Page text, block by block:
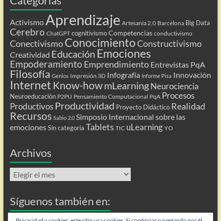
Activismo Aprendizaje Artesanía 2.0 Barcelona Big Data
Cerebro ChatGPT cognitivismo Competencias conductivismo
ConectivismoConocimientoConstructivismo
Creatividad Educación Emociones
Empoderamiento Emprendimiento Entrevistas PqA
Filosofía Genios Impresión 3D Infografía Informe Pisa Innovación
Internet Know-howmLearning Neurociencia
Neuroeducación P2PU Pensamiento Computacional PqA Procesos
Productivos Productividad Proyecto Didáctico Realidad
Recursos Sabio 2.0 Simposio Internacional sobre las
emociones Sin categoría Tablets TIC uLearning YO
Archivos
Archivos
Síguenos también en: